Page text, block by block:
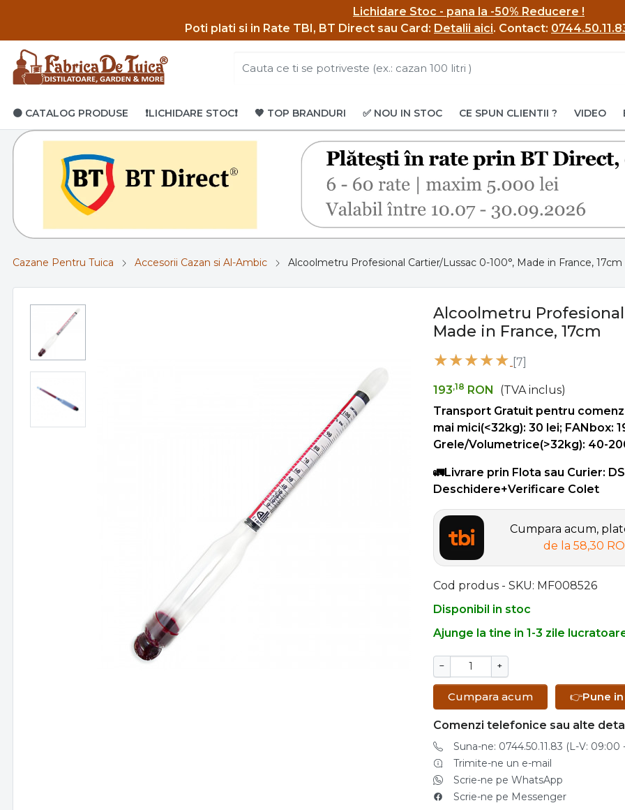
Lichidare Stoc - pana la -50% Reducere !
Poti plati si in Rate TBI, BT Direct sau Card: Detalii aici. Contact:
🟤 CATALOG PRODUSE ❗LICHIDARE STOC❗ 🤎 TOP BRANDURI ✅ NOU IN STOC CE SPUN CLIENTII ? VIDEO
Cazane Pentru Tuica Accesorii Cazan si Al-Ambic Alcoolmetru Profesional Cartier/Lussac 0-100°, Made in France, 17cm
Alcoolmetru Profesional
Made in France, 17cm
[7]
193,18 RON
(TVA inclus)
Transport Gratuit pentru
mai mici(<32kg): 30 lei; FANbox:
Grele/Volumetrice(>32kg): 40-
🚛Livrare prin Flota sau Curier:
Deschidere+Verificare Colet
Cumpara acum,
de la 58,30
Cod produs - SKU
MF008526
Disponibil in stoc
Ajunge la tine in 1-3 zile
− +
Cumpara acum 👉Pune
Comenzi telefonice sau alte
Suna-ne: 0744.50.11.83 (L-V: 09:00
Trimite-ne un e-mail
Scrie-ne pe WhatsApp
Scrie-ne pe Messenger